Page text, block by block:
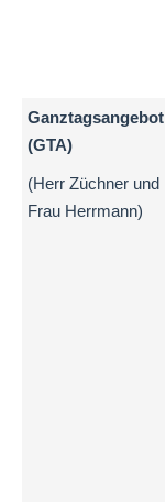
Ganztagsangebot
(GTA)
(Herr Züchner und
Frau Herrmann)